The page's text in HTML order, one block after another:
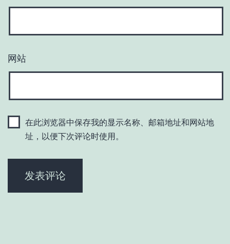
网站
在此浏览器中保存我的显示名称、邮箱地址和网站地
址，以便下次评论时使用。